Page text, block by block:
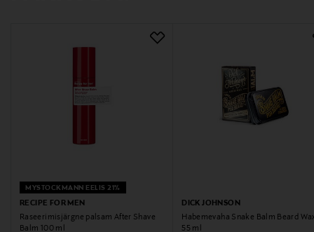
MYSTOCKMANN EELIS 21%
RECIPE FOR MEN
Raseerimisjärgne palsam After Shave
Balm 100 ml
DICK JOHNSON
Habemevaha Snake Balm Beard
55 ml